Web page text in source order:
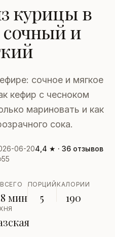
курицы в
и
сочное и мягкое
кефир с чесноком
мариновать и как
сока.
06-204,4 ★ · 36 отзывов
55
ВСЕГО
мин
ПОРЦИЙ
5
КАЛОРИИ
190